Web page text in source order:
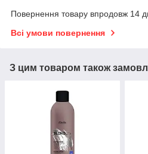
Повернення товару впродовж 14
Всі умови повернення
З цим товаром також